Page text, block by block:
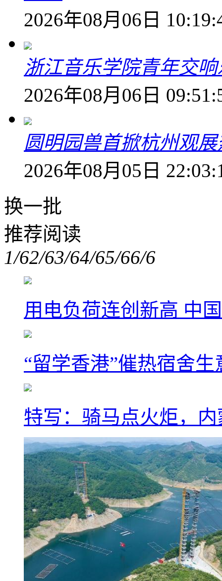
2026年08月06日
浙江音乐学院青年交
2026年08月06日
圆明园兽首掀杭州观
2026年08月05日
换一批
推荐阅读
1/62/63/64/65/66/6
用电负荷连创新高 中
“留学香港”催热宿舍
特写：骑马点火炬，